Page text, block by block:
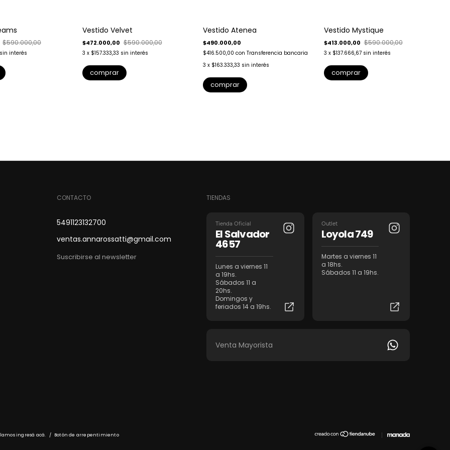
$590.000,00
sin interés
Envío gratis
Vestido Velvet
$472.000,00 $590.000,00
3 x $157.333,33 sin interés
comprar
Vestido Atenea
$490.000,00
$416.500,00 con Transferencia bancaria
3 x $163.333,33 sin interés
comprar
Vestido Mystique
$413.000,00 $590.000,00
3 x $137.666,67 sin interés
comprar
CONTACTO
5491123132700
ventas.annarossatti@gmail.com
Suscribirse al newsletter
TIENDAS
Tienda Oficial
El Salvador
4657
Lunes a viernes 11
a 19hs.
Sábados 11 a
20hs.
Domingos y
feriados 14 a 19hs.
Outlet
Loyola 749
Martes a viernes 11
a 18hs.
Sábados 11 a 19hs.
Venta Mayorista
ingresá acá. / Botón de arrepentimiento